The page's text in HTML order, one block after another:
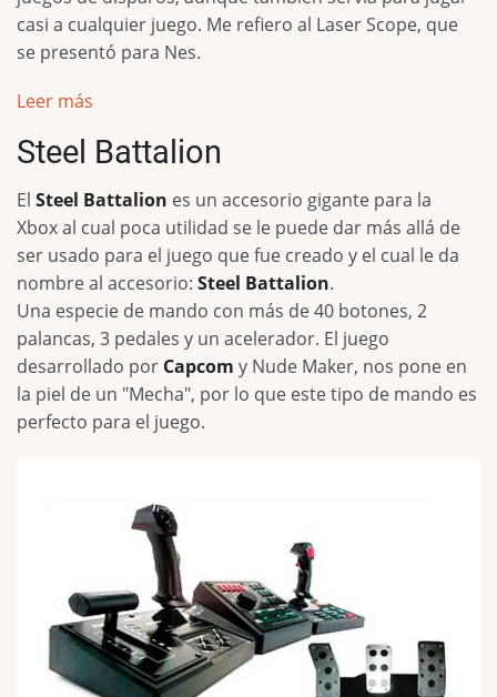
casi a cualquier juego. Me refiero al Laser Scope, que
se presentó para Nes.
Leer más
Steel Battalion
El Steel Battalion es un accesorio gigante para la
Xbox al cual poca utilidad se le puede dar más allá de
ser usado para el juego que fue creado y el cual le da
nombre al accesorio: Steel Battalion.
Una especie de mando con más de 40 botones, 2
palancas, 3 pedales y un acelerador. El juego
desarrollado por Capcom y Nude Maker, nos pone en
la piel de un "Mecha", por lo que este tipo de mando es
perfecto para el juego.